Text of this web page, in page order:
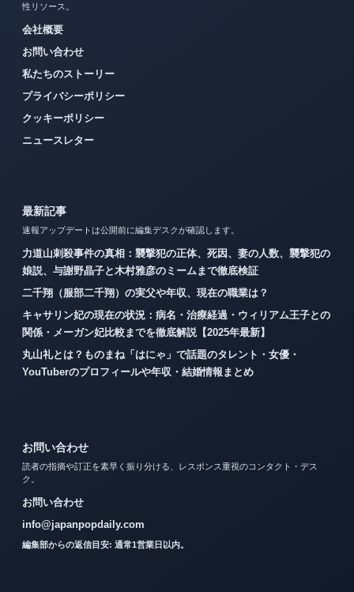
性リソース。
会社概要
お問い合わせ
私たちのストーリー
プライバシーポリシー
クッキーポリシー
ニュースレター
最新記事
速報アップデートは公開前に編集デスクが確認します。
力道山刺殺事件の真相：襲撃犯の正体、死因、妻の人数、襲撃犯の
娘説、与謝野晶子と木村雅彦のミームまで徹底検証
二千翔（服部二千翔）の実父や年収、現在の職業は？
キャサリン妃の現在の状況：病名・治療経過・ウィリアム王子との
関係・メーガン妃比較までを徹底解説【2025年最新】
丸山礼とは？ものまね「はにゃ」で話題のタレント・女優・
YouTuberのプロフィールや年収・結婚情報まとめ
お問い合わせ
読者の指摘や訂正を素早く振り分ける、レスポンス重視のコンタクト・デス
ク。
お問い合わせ
info@japanpopdaily.com
編集部からの返信目安: 通常1営業日以内。